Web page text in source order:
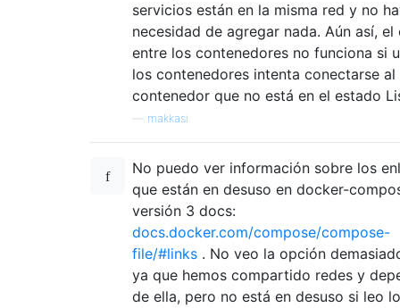
servicios están en la misma red y no
necesidad de agregar nada. Aún así, el
entre los contenedores no funciona si
los contenedores intenta conectarse al
contenedor que no está en el estado
makkasi
No puedo ver información sobre los
que están en desuso en docker-
versión 3 docs:
docs.docker.com/compose/compose-
file/#links . No veo la opción
ya que hemos compartido redes y
de ella, pero no está en desuso si leo